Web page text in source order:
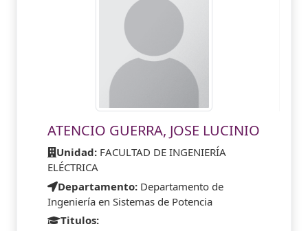
ATENCIO GUERRA, JOSE LUCINIO
Unidad: FACULTAD DE INGENIERÍA
ELÉCTRICA
Departamento: Departamento de
Ingeniería en Sistemas de Potencia
Titulos: